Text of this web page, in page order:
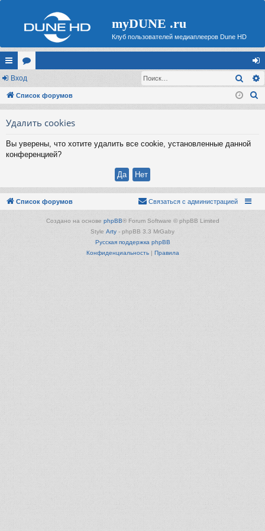
myDUNE .ru
Клуб пользователей медиаплееров Dune HD
с
ы
ор
ум
хо
д
Вход
Список форумов
Удалить cookies
Вы уверены, что хотите удалить все cookie, установленные данной
конференцией?
Список форумов Связаться с администрацией
Создано на основе phpBB® Forum Software © phpBB Limited
Style Arty - phpBB 3.3 MrGaby
Русская поддержка phpBB
Конфиденциальность| Правила